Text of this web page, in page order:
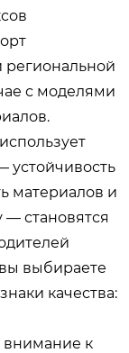
региональной
с моделями
устойчивость
материалов и
становятся
выбираете
качества:
к